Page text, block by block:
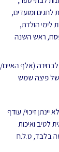
לחגים ומועדים,
לימי הולדת,
, ראש השנה
לבחירה (אלף האיים/
של פיצה שמש
זיכוי/ עודף
לטיב ואיכות
בלבד, ט.ל.ח